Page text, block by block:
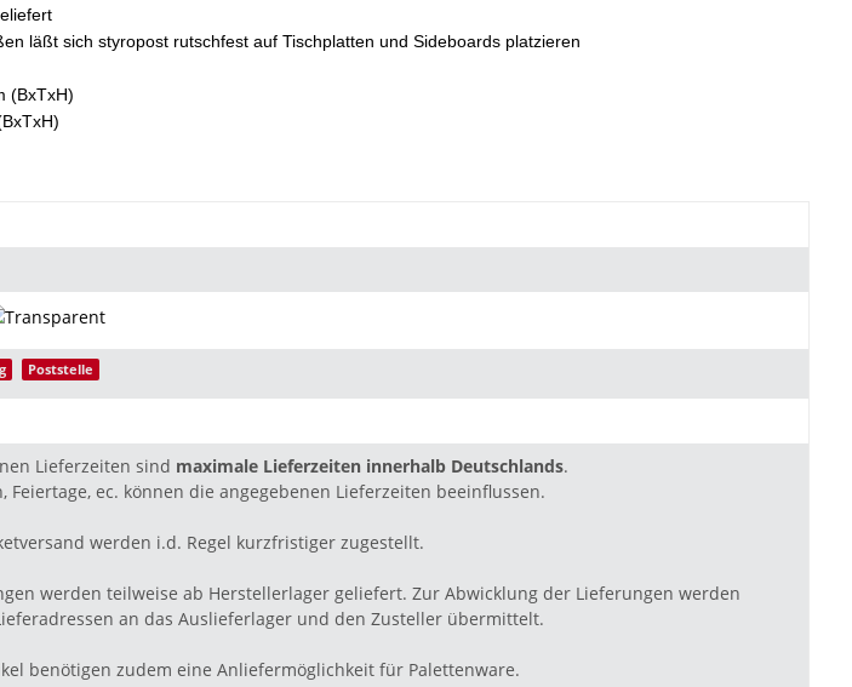
läßt sich styropost rutschfest auf Tischplatten und Sideboards platzieren
(BxTxH)
Poststelle
Lieferzeiten sind maximale Lieferzeiten innerhalb Deutschlands.
Feiertage, ec. können die angegebenen Lieferzeiten beeinflussen.
werden i.d. Regel kurzfristiger zugestellt.
werden teilweise ab Herstellerlager geliefert. Zur Abwicklung der Lieferungen werden
an das Auslieferlager und den Zusteller übermittelt.
benötigen zudem eine Anliefermöglichkeit für Palettenware.